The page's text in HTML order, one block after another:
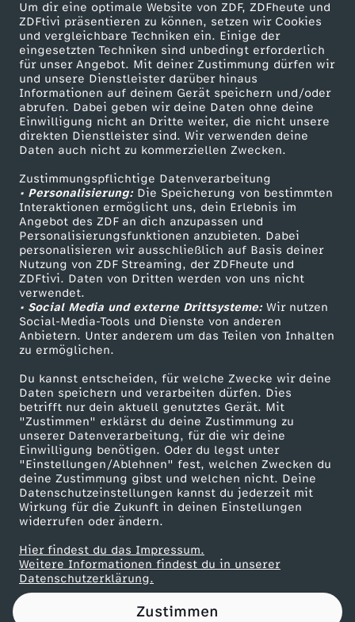
Um dir eine optimale Website von ZDF, ZDFheute und
ZDFtivi präsentieren zu können, setzen wir Cookies
und vergleichbare Techniken ein. Einige der
eingesetzten Techniken sind unbedingt erforderlich
für unser Angebot. Mit deiner Zustimmung dürfen wir
und unsere Dienstleister darüber hinaus
Informationen auf deinem Gerät speichern und/oder
abrufen. Dabei geben wir deine Daten ohne deine
Einwilligung nicht an Dritte weiter, die nicht unsere
direkten Dienstleister sind. Wir verwenden deine
Daten auch nicht zu kommerziellen Zwecken.
Zustimmungspflichtige Datenverarbeitung
• Personalisierung:Die Speicherung von bestimmten
Interaktionen ermöglicht uns, dein Erlebnis im
Angebot des ZDF an dich anzupassen und
Personalisierungsfunktionen anzubieten. Dabei
personalisieren wir ausschließlich auf Basis deiner
Nutzung von ZDF Streaming, der ZDFheute und
ZDFtivi. Daten von Dritten werden von uns nicht
verwendet.
• Social Media und externe Drittsysteme:Wir nutzen
Social-Media-Tools und Dienste von anderen
Anbietern. Unter anderem um das Teilen von Inhalten
zu ermöglichen.
Du kannst entscheiden, für welche Zwecke wir deine
Daten speichern und verarbeiten dürfen. Dies
betrifft nur dein aktuell genutztes Gerät. Mit
"Zustimmen" erklärst du deine Zustimmung zu
unserer Datenverarbeitung, für die wir deine
Einwilligung benötigen. Oder du legst unter
"Einstellungen/Ablehnen" fest, welchen Zwecken du
deine Zustimmung gibst und welchen nicht. Deine
Datenschutzeinstellungen kannst du jederzeit mit
Wirkung für die Zukunft in deinen Einstellungen
widerrufen oder ändern.
Hier findest du das Impressum.
Weitere Informationen findest du in unserer
Datenschutzerklärung.
Zustimmen
o
s
-
W
a
s
r
a
u
b
t
u
n
s
d
i
Mehr ZDF
ZDF-Apps
Smart TV
ZDFtext
Livestreams
Sendungen A-Z
TV-Programm
Service
ZDFmitreden
Kontakt zum ZDF
Tickets
Zuschauerservice
Hilfe
ZDF Unternehmen
Karriere
ZDF goes Schule
Werbefernsehen
Mainzelmännchen
Partner